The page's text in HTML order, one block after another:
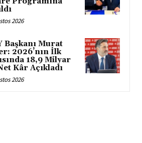
2026
Başkanı Murat
2026’nın İlk
18,9 Milyar
Kâr Açıkladı
2026